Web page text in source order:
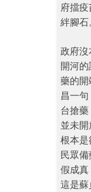
府擋
絆腳石
政府
開河
藥的
昌一
台搶
並未開
根本
民眾
假成真
這是